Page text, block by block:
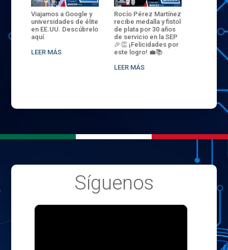
Viajamos a Google y
universidades de élite
en EE.UU. Descúbrelo
aquí.
LEER MÁS
Rocío Pérez Martínez
recibe medalla y fistol
de plata por 30 años
de servicio en la SEP
🎉👏 ¡Felicidades por
este logro! 💼📚
LEER MÁS
ENECB-
del
batalla.
32
sede
Síguenos